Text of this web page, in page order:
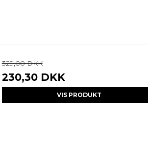
329,00 DKK
230,30 DKK
VIS PRODUKT